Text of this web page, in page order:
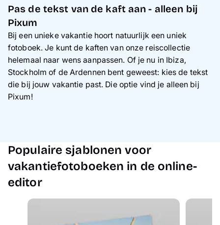
Pas de tekst van de kaft aan - alleen bij
Pixum
Bij een unieke vakantie hoort natuurlijk een uniek
fotoboek. Je kunt de kaften van onze reiscollectie
helemaal naar wens aanpassen. Of je nu in Ibiza,
Stockholm of de Ardennen bent geweest: kies de tekst
die bij jouw vakantie past. Die optie vind je alleen bij
Pixum!
Populaire sjablonen voor
vakantiefotoboeken in de online-
editor